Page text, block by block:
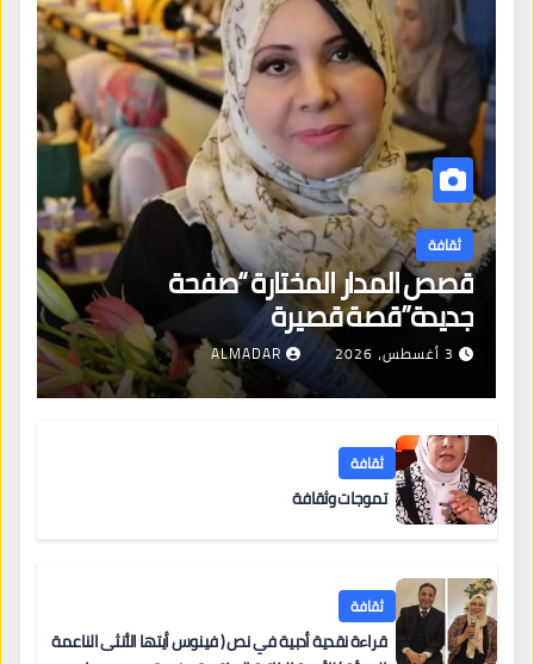
ثقافة
قصص المدار المختارة “صفحة
جديدة”قصة قصيرة
3 أغسطس، 2026 ALMADAR
ثقافة
تموجات وثقافة
ثقافة
قراءة نقدية أدبية في نص ( فينوس أيتها الأنثى الناعمة